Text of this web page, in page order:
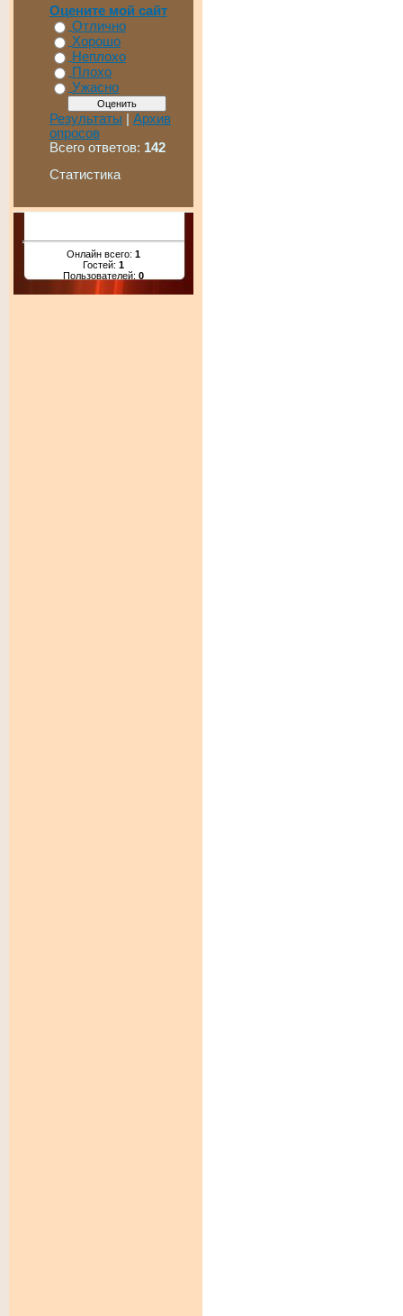
Оцените мой сайт
Отлично
Хорошо
Неплохо
Плохо
Ужасно
Результаты | Архив
опросов
Всего ответов: 142
Статистика
Онлайн всего: 1
Гостей: 1
Пользователей: 0